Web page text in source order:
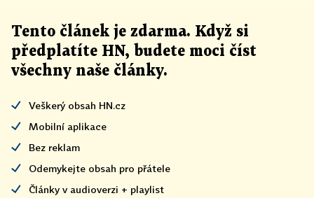
Tento článek je zdarma. Když si
předplatíte HN, budete moci číst
všechny naše články.
Veškerý obsah HN.cz
Mobilní aplikace
Bez reklam
Odemykejte obsah pro přátele
Články v audioverzi + playlist